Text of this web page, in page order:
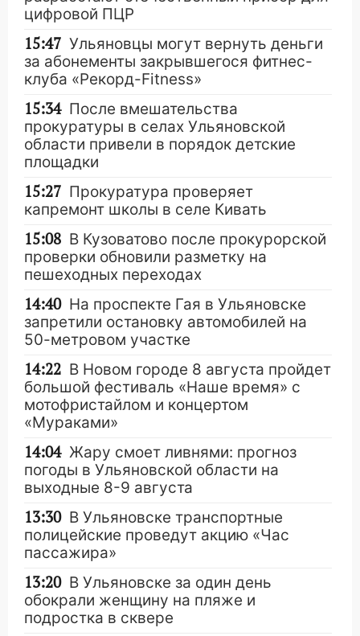
цифровой ПЦР
15:47 Ульяновцы могут вернуть деньги
за абонементы закрывшегося фитнес-
клуба «Рекорд-Fitness»
15:34 После вмешательства
прокуратуры в селах Ульяновской
области привели в порядок детские
площадки
15:27 Прокуратура проверяет
капремонт школы в селе Кивать
15:08 В Кузоватово после прокурорской
проверки обновили разметку на
пешеходных переходах
14:40 На проспекте Гая в Ульяновске
запретили остановку автомобилей на
50-метровом участке
14:22 В Новом городе 8 августа пройдет
большой фестиваль «Наше время» с
мотофристайлом и концертом
«Мураками»
14:04 Жару смоет ливнями: прогноз
погоды в Ульяновской области на
выходные 8-9 августа
13:30 В Ульяновске транспортные
полицейские проведут акцию «Час
пассажира»
13:20 В Ульяновске за один день
обокрали женщину на пляже и
подростка в сквере